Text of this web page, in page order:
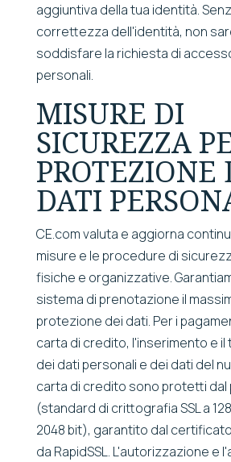
aggiuntiva della tua identità.
correttezza dell'identità, non
soddisfare la richiesta di
personali.
MISURE DI
SICUREZZA
PROTEZIONE
DATI
CE.com valuta e aggiorna
misure e le procedure di
fisiche e organizzative.
sistema di prenotazione il
protezione dei dati. Per i
carta di credito, l'inserimento e
dei dati personali e dei dati del
carta di credito sono protetti dal
(standard di crittografia SSL a
2048 bit), garantito dal
da RapidSSL. L'autorizzazione e